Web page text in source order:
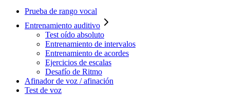
Prueba de rango vocal
Entrenamiento auditivo
Test oído absoluto
Entrenamiento de intervalos
Entrenamiento de acordes
Ejercicios de escalas
Desafío de Ritmo
Afinador de voz / afinación
Test de voz